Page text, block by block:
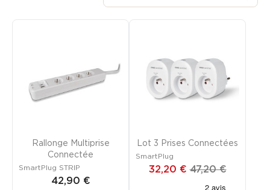
Rallonge Multiprise
Connectée
SmartPlug STRIP
42,90 €
Lot 3 Prises Connectées
SmartPlug
32,20 € 47,20 €